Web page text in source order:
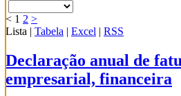
< 1 2 >
Lista | Tabela | Excel | RSS
Declaração anual de
empresarial, financeira